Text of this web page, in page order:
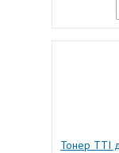
Тонер TTI